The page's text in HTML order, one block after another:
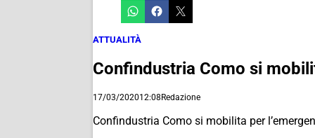
ATTUALITÀ
Confindustria Como si
17/03/202012:08Redazione
Confindustria Como si mobilita per